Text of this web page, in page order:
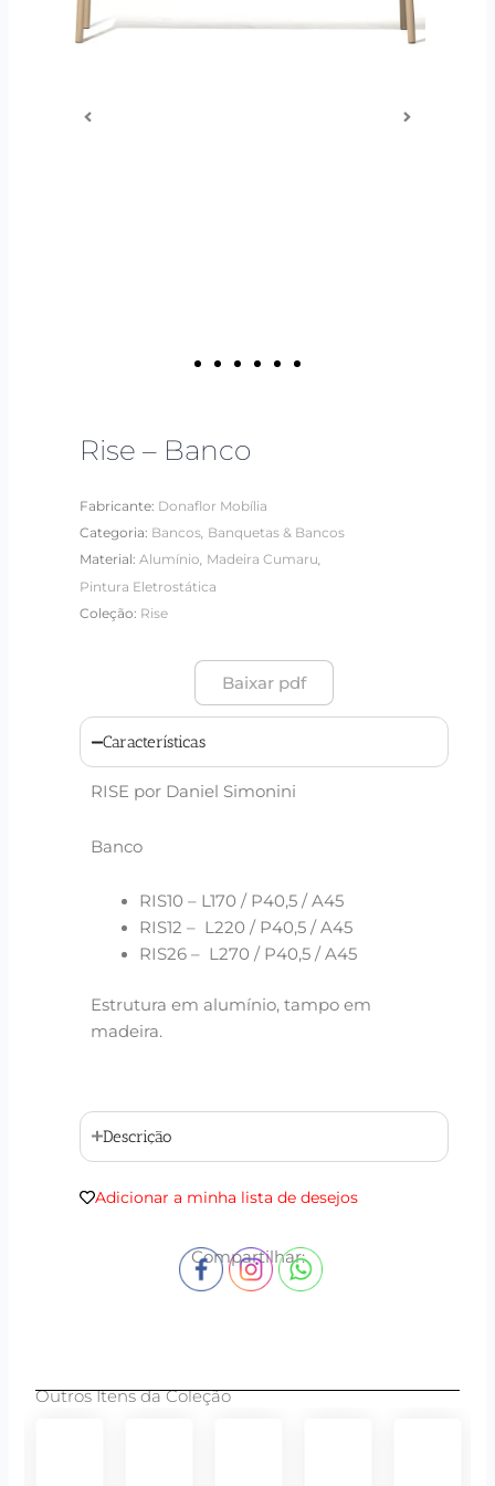
Rise – Banco
Fabricante: Donaflor Mobília
Categoria: Bancos, Banquetas & Bancos
Material:Alumínio, Madeira Cumaru,
Pintura Eletrostática
Coleção: Rise
Baixar pdf
Características
RISE por Daniel Simonini
Banco
RIS10 – L170 / P40,5 / A45
RIS12 – L220 / P40,5 / A45
RIS26 – L270 / P40,5 / A45
Estrutura em alumínio, tampo em
madeira.
Descrição
Adicionar a minha lista de desejos
Compartilhar:
Outros Itens da Coleção